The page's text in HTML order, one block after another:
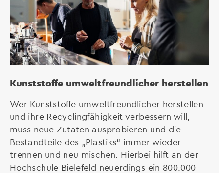
Kunststoffe umweltfreundlicher herstellen
Wer Kunststoffe umweltfreundlicher herstellen
und ihre Recyclingfähigkeit verbessern will,
muss neue Zutaten ausprobieren und die
Bestandteile des „Plastiks“ immer wieder
trennen und neu mischen. Hierbei hilft an der
Hochschule Bielefeld neuerdings ein 800.000